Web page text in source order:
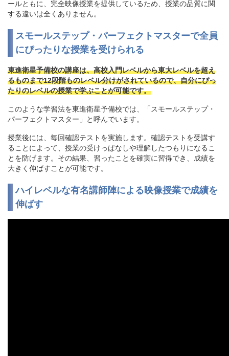
ールともに、完全映像授業を提供しているため、授業の品質に関
する違いは全くありません。
スモールステップ・パーフェクトマスターで全員
にぴったりな授業を受けられる
東進衛星予備校の講座は、高校入門レベルから東大レベルを超え
るものまで12段階ものレベル分けがされているので、自分にぴっ
たりのレベルの授業で学ぶことが可能です。
このような学習法を東進衛星予備校では、「スモールステップ・
パーフェクトマスター」と呼んでいます。
授業後には、毎回確認テストを実施します。確認テストを受講す
ることによって、授業の受けっぱなしや理解したつもりになるこ
とを防げます。その結果、習ったことを確実に習得でき、成績を
大きく伸ばすことが可能です。
ハイレベルな有名講師陣による映像授業で成績を
伸ばす